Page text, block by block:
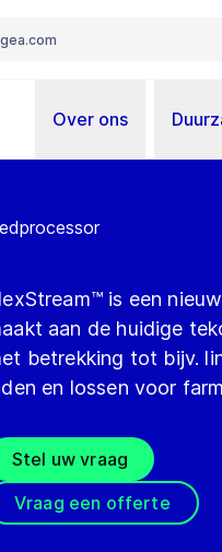
Over ons
is een
aan de huidige
betrekking tot bijv.
en lossen voor
Stel uw vraag
Vraag een offerte